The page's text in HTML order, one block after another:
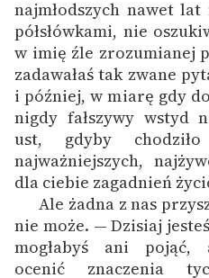
Materiały promocyjne
Polityka prywatności
Regulamin biblioteki
Dane fundacji i
sprawozdania finansowe
Regulamin darowizn
Informacja o treściach
wrażliwych
Deklaracja dostępności
najmłodszych nawet lat
półsłówkami, nie
w imię źle zrozumianej
zadawałaś tak zwane
i później, w miarę gdy
nigdy fałszywy wstyd
ust, gdyby
najważniejszych,
dla ciebie zagadnień
Ale żadna z nas
nie może. — Dzisiaj
mogłabyś ani pojąć,
ocenić znaczenia